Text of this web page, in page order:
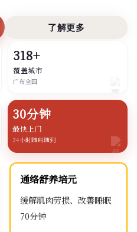
了解更多
318+
覆盖城市
广布全国
30分钟
最快上门
24小时随叫随到
通络舒养培元
缓解肌肉劳损、改善睡眠
70分钟